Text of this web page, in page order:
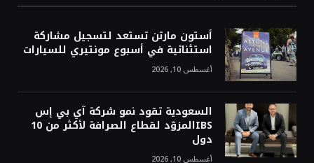
أستون مارتن تستعد لتسجيل مشاركة
استثنائية في أسبوع مونتيري للسيارات
أغسطس 10, 2026
السعودية تقود نمو شركة آي بي إس
IBSالمزوّد لقطاع الصرافة لأكثر من 10
دول
أغسطس 10, 2026